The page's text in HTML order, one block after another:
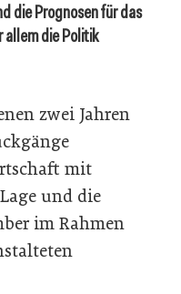
die Prognosen für das
allem die Politik
zwei Jahren
mit
und die
im Rahmen